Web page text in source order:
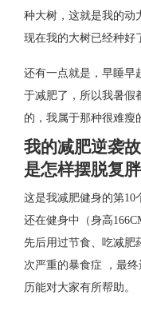
种大树，这就是我的动
现在我的大树已经种好
还有一点就是，早睡早
于减肥了，所以我暑假
的，我属于那种很难瘦
我的减肥逆袭
是怎样摆脱复
这是我减肥健身的第10
还在健身中（身高
先后用过节食、吃减肥
次严重的暴食症 ，最
历能对大家有所帮助。